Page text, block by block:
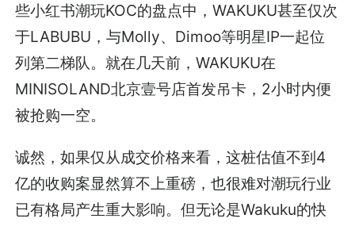
些小红书潮玩KOC的盘点中，WAKUKU甚至仅次
于LABUBU，与Molly、Dimoo等明星IP一起位
列第二梯队。就在几天前，WAKUKU在
MINISOLAND北京壹号店首发吊卡，2小时内便
被抢购一空。
诚然，如果仅从成交价格来看，这桩估值不到4
亿的收购案显然算不上重磅，也很难对潮玩行业
已有格局产生重大影响。但无论是Wakuku的快